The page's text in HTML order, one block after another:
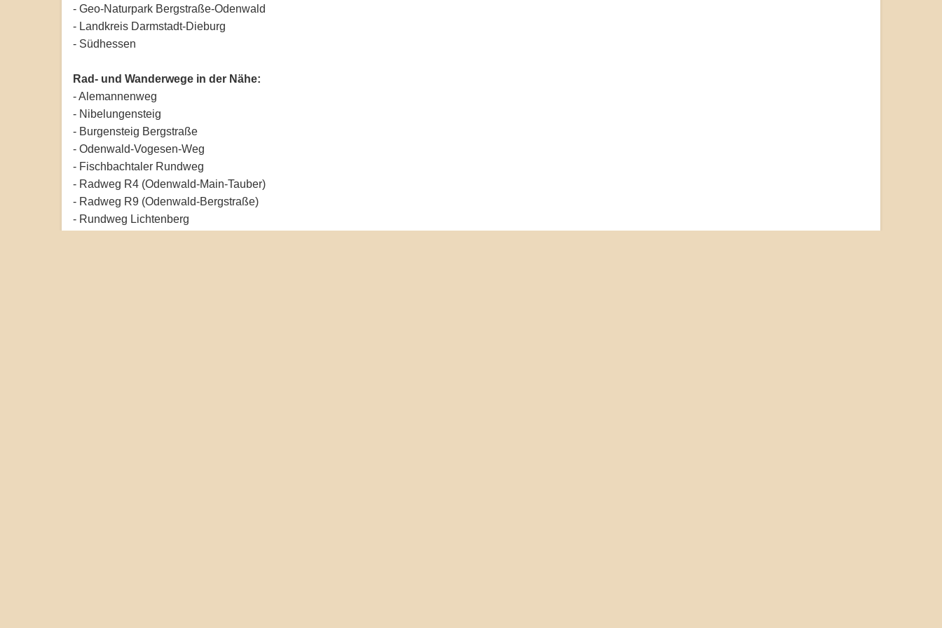
- Geo-Naturpark Bergstraße-Odenwald
- Landkreis Darmstadt-Dieburg
- Südhessen
Rad- und Wanderwege in der Nähe:
- Alemannenweg
- Nibelungensteig
- Burgensteig Bergstraße
- Odenwald-Vogesen-Weg
- Fischbachtaler Rundweg
- Radweg R4 (Odenwald-Main-Tauber)
- Radweg R9 (Odenwald-Bergstraße)
- Rundweg Lichtenberg